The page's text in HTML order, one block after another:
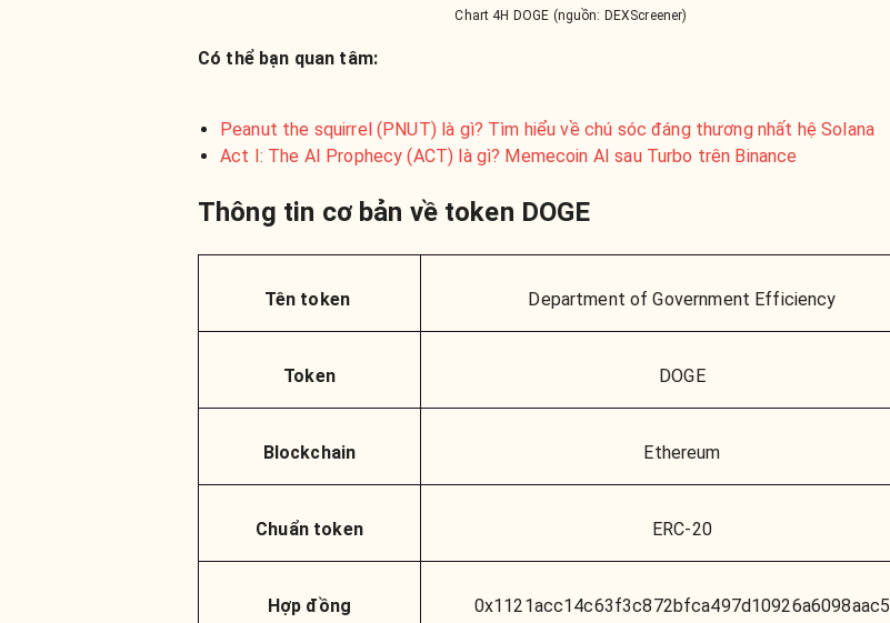
Chart 4H DOGE (nguồn: DEXScreener)
Có thể bạn quan tâm:
Peanut the squirrel (PNUT) là gì? Tìm hiểu về chú sóc đáng thương nhất hệ Solana
Act I: The AI Prophecy (ACT) là gì? Memecoin AI sau Turbo trên Binance
Thông tin cơ bản về token DOGE
Tên token Department of Government Efficiency
Token DOGE
Blockchain Ethereum
Chuẩn token ERC-20
Hợp đồng 0x1121acc14c63f3c872bfca497d10926a6098aac5